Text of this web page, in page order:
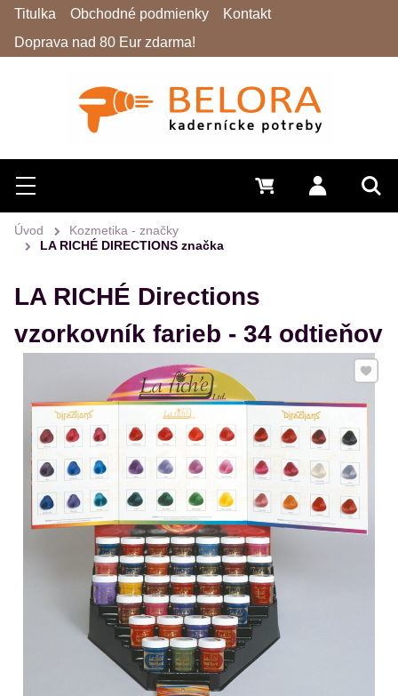
Hľadať
Menu Prihlásiť
0 €
Titulka Obchodné podmienky
Kontakt
Doprava nad 80 Eur zdarma!
Úvod
Kozmetika - značky
LA RICHÉ DIRECTIONS značka
LA RICHÉ Directions
vzorkovník farieb - 34 odtieňov
Pridať